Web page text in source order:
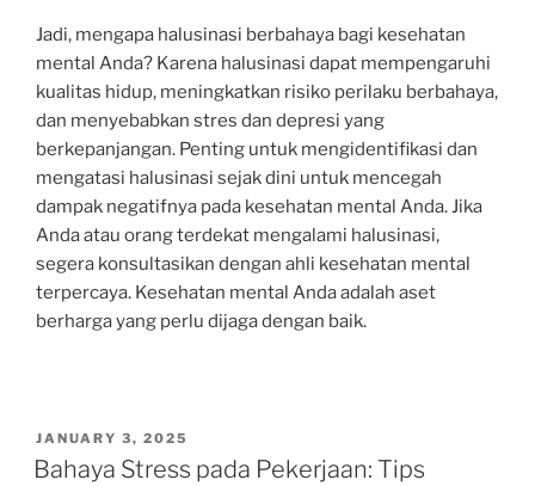
Jadi, mengapa halusinasi berbahaya bagi kesehatan
mental Anda? Karena halusinasi dapat mempengaruhi
kualitas hidup, meningkatkan risiko perilaku berbahaya,
dan menyebabkan stres dan depresi yang
berkepanjangan. Penting untuk mengidentifikasi dan
mengatasi halusinasi sejak dini untuk mencegah
dampak negatifnya pada kesehatan mental Anda. Jika
Anda atau orang terdekat mengalami halusinasi,
segera konsultasikan dengan ahli kesehatan mental
terpercaya. Kesehatan mental Anda adalah aset
berharga yang perlu dijaga dengan baik.
POSTED
ON
JANUARY 3, 2025
Bahaya Stress pada Pekerjaan: Tips